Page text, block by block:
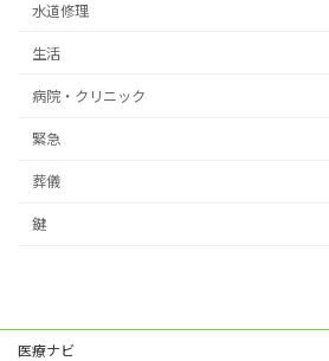
水道修理
生活
病院・クリニック
緊急
葬儀
鍵
医療ナビ